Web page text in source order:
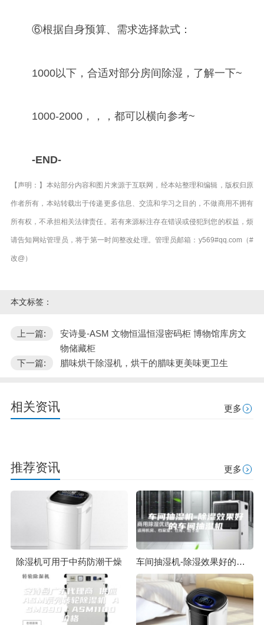
⑥根据自身预算、需求选择款式：
1000以下，合适对部分房间除湿，了解一下~
1000-2000，，，都可以横向参考~
-END-
【声明：】本站部分内容和图片来源于互联网，经本站整理和编辑，版权归原
作者所有，本站转载出于传递更多信息、交流和学习之目的，不做商用不拥有
所有权，不承担相关法律责任。若有来源标注存在错误或侵犯到您的权益，烦
请告知网站管理员，将于第一时间整改处理。管理员邮箱：y569#qq.com（#
改@）
本文标签：
上一篇:
安诗曼-ASM 文物恒温恒湿密码柜 博物馆库房文
物储藏柜
下一篇:
腊味烘干除湿机，烘干的腊味更美味更卫生
相关资讯 更多
推荐资讯 更多
除湿机可用于中药防潮干燥 车间抽湿机-除湿效果好的车间抽湿机